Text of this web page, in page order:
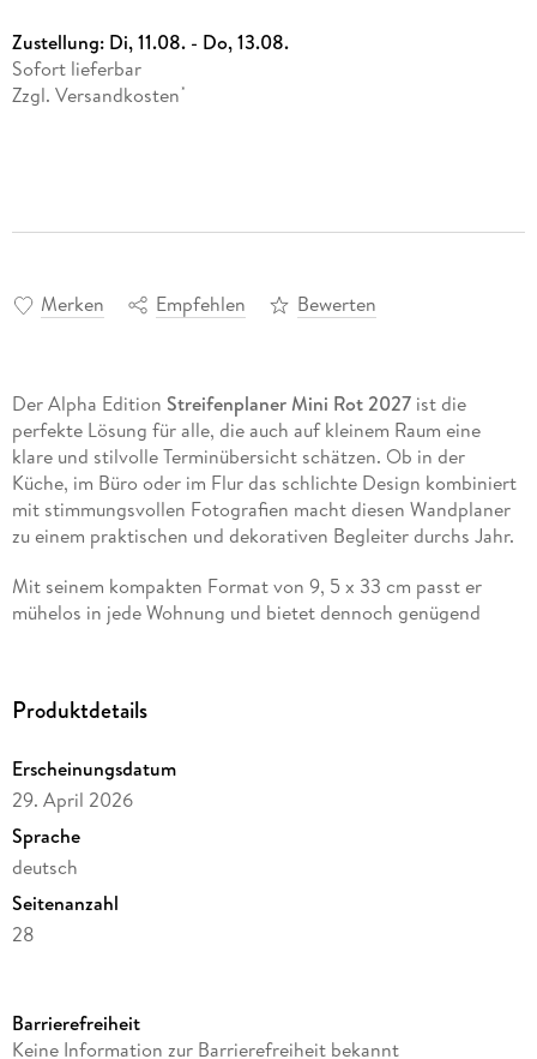
Zustellung: Di, 11.08. - Do, 13.08.
Sofort lieferbar
Zzgl. Versandkosten *
Merken Empfehlen Bewerten
Der Alpha Edition Streifenplaner Mini Rot 2027ist die
perfekte Lösung für alle, die auch auf kleinem Raum eine
klare und stilvolle Terminübersicht schätzen. Ob in der
Küche, im Büro oder im Flur das schlichte Design kombiniert
mit stimmungsvollen Fotografien macht diesen Wandplaner
zu einem praktischen und dekorativen Begleiter durchs Jahr.
Mit seinem kompakten Format von 9, 5 x 33 cm passt er
mühelos in jede Wohnung und bietet dennoch genügend
Dank der stabilen Spiralbindung mit Aufhängevorrichtung
Highlights:
Kompakter Streifenkalender im Format 9, 5 x 33 cm
für kleine Haushalte
Dezentes Design
Mondphasen
Praktische Spiralbindungmit Aufhängevorrichtung
Produktdetails
Erscheinungsdatum
29. April 2026
Sprache
deutsch
Seitenanzahl
28
Autor/Autorin
Barrierefreiheit
Keine Information zur Barrierefreiheit bekannt